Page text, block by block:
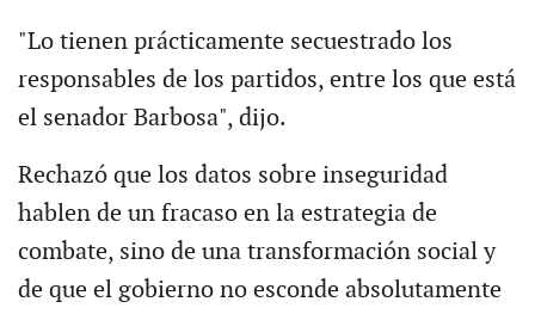
"Lo tienen prácticamente secuestrado los
responsables de los partidos, entre los que está
el senador Barbosa", dijo.
Rechazó que los datos sobre inseguridad
hablen de un fracaso en la estrategia de
combate, sino de una transformación social y
de que el gobierno no esconde absolutamente